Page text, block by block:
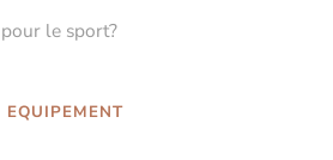
le sport?
EQUIPEMENT